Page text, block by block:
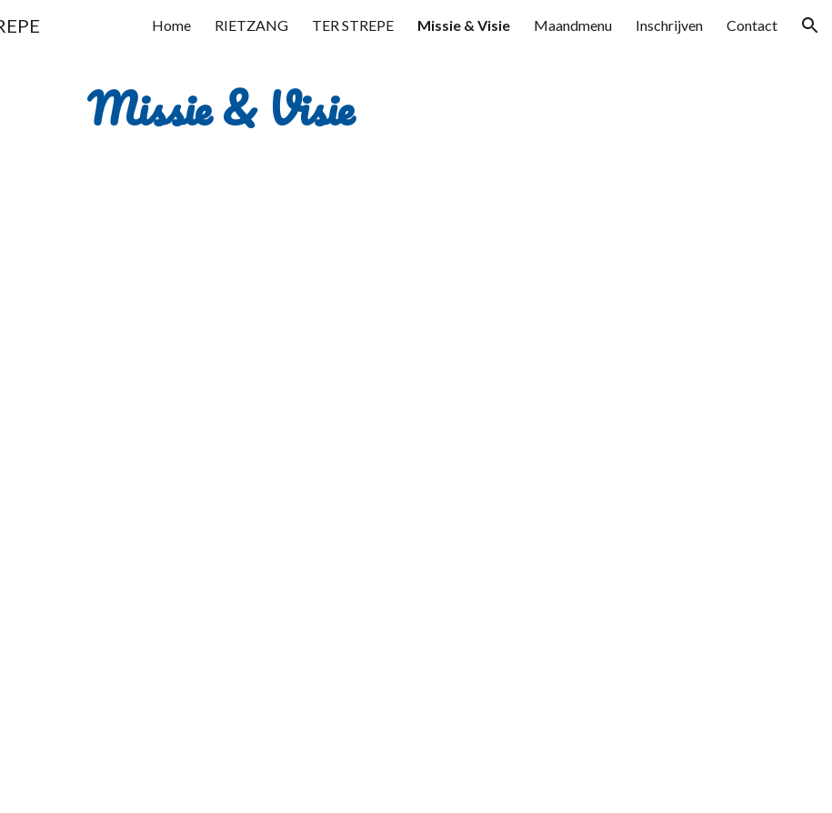
Skip to main content Skip to navigation
Home RIETZANG TER STREPE Missie & Visie Maandmenu Inschrijven Contact
Missie & Visie